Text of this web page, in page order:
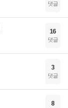
댓글
16
댓글
3
댓글
8